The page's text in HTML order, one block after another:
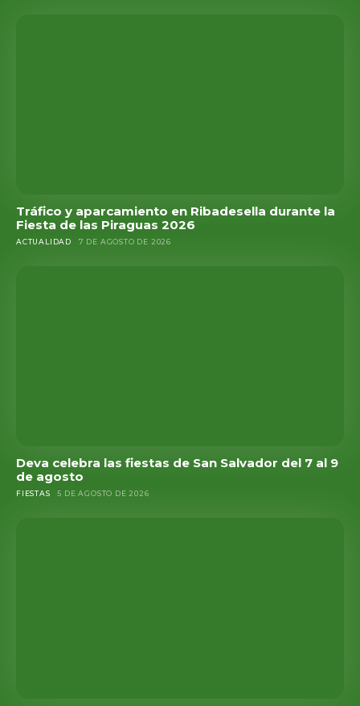
Tráfico y aparcamiento en Ribadesella durante la
Fiesta de las Piraguas 2026
ACTUALIDAD 7 DE AGOSTO DE 2026
Deva celebra las fiestas de San Salvador del 7 al 9
de agosto
FIESTAS 5 DE AGOSTO DE 2026